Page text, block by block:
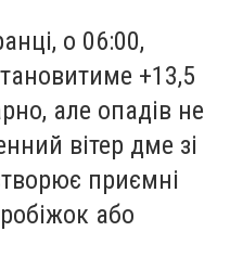
о 06:00,
+13,5
але опадів не
вітер дме зі
приємні
або